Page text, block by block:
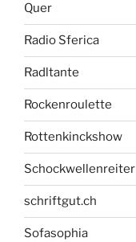
Quer
Radio Sferica
Radltante
Rockenroulette
Rottenkinckshow
Schockwellenreiter
schriftgut.ch
Sofasophia